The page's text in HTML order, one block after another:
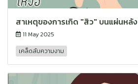
สาเหตุของการเกิด "สิว" บนแผ่นหลัง
11 May 2025
เคล็ดลับความงาม